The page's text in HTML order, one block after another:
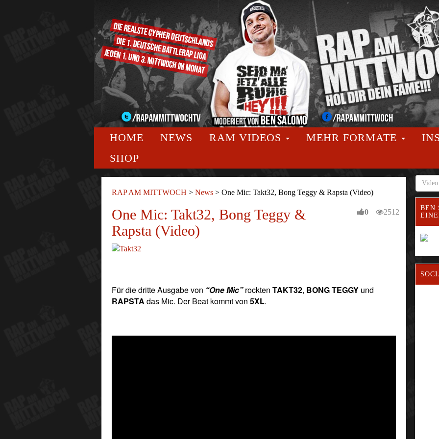
HOME NEWS RAM VIDEOS MEHR FORMATE
SHOP
RAP AM MITTWOCH > News > One Mic: Takt32, Bong Teggy & Rapsta (Video)
One Mic: Takt32, Bong Teggy &
Rapsta (Video)
2512
0
Für die dritte Ausgabe von “One Mic”rockten TAKT32, BONG TEGGY und
RAPSTA das Mic. Der Beat kommt von 5XL.
BEN